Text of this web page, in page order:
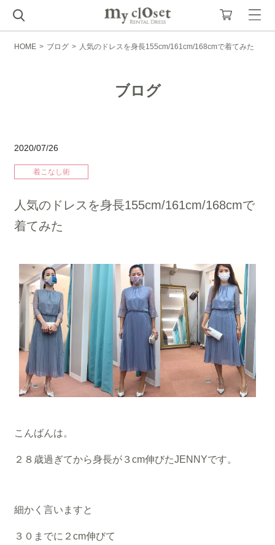
HOME > ブログ > 人気のドレスを身長155cm/161cm/168cmで着てみた
ブログ
2020/07/26
着こなし術
人気のドレスを身長155cm/161cm/168cmで
着てみた
こんばんは。
２８歳過ぎてから身長が３cm伸びたJENNYです。
細かく言いますと
３０までに２cm伸びて